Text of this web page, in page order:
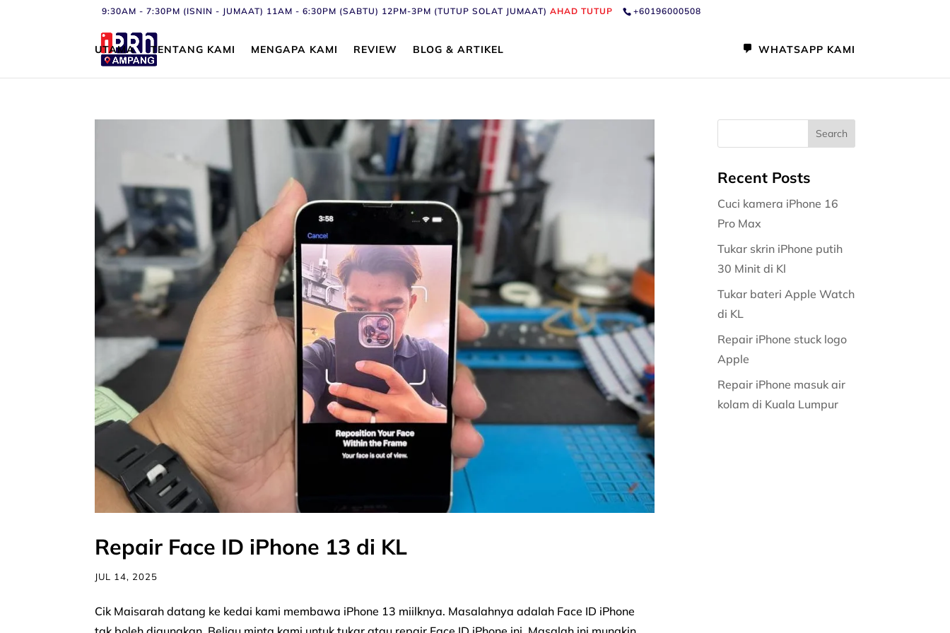
9:30AM - 7:30PM (ISNIN - JUMAAT) 11AM - 6:30PM (SABTU) 12PM-3PM (TUTUP SOLAT JUMAAT)AHAD TUTUP +60196000508
UTAMA TENTANG KAMI MENGAPA KAMI REVIEW BLOG & ARTIKEL WHATSAPP KAMI
Repair Face ID iPhone 13 di KL
JUL 14, 2025
Cik Maisarah datang ke kedai kami membawa iPhone 13 miilknya. Masalahnya adalah Face ID iPhone
Recent Posts
Cuci kamera iPhone 16
Pro Max
Tukar skrin iPhone putih
30 Minit di Kl
Tukar bateri Apple Watch
di KL
Repair iPhone stuck logo
Apple
Repair iPhone masuk air
kolam di Kuala Lumpur